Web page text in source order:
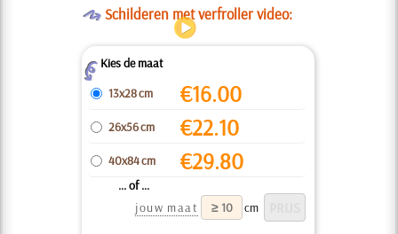
OSchilderen met verfroller video:
ZKies de maat
13x28 cm
€16.00
26x56 cm €22.10
40x84 cm €29.80
... of ...
jouw maat
cm